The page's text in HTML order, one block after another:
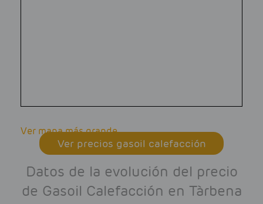
Ver mapa más grande
Ver precios gasoil calefacción
Datos de la evolución del precio
de Gasoil Calefacción en Tàrbena